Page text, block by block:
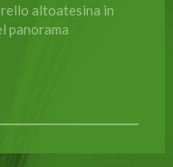
altoatesina in
panorama